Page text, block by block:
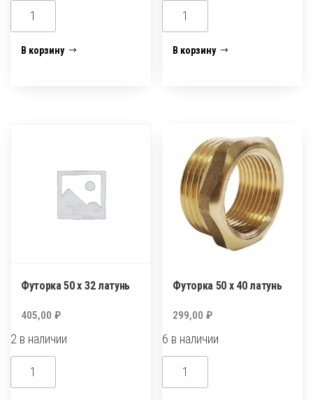
Количество
товара
Футорка
В корзину
Количество
товара
Футорка
В корзину
Футорка 50 х 32 латунь
405,00 ₽
2 в наличии
Количество
товара
Футорка 50 х 40 латунь
299,00₽
6 в наличии
Количество
товара